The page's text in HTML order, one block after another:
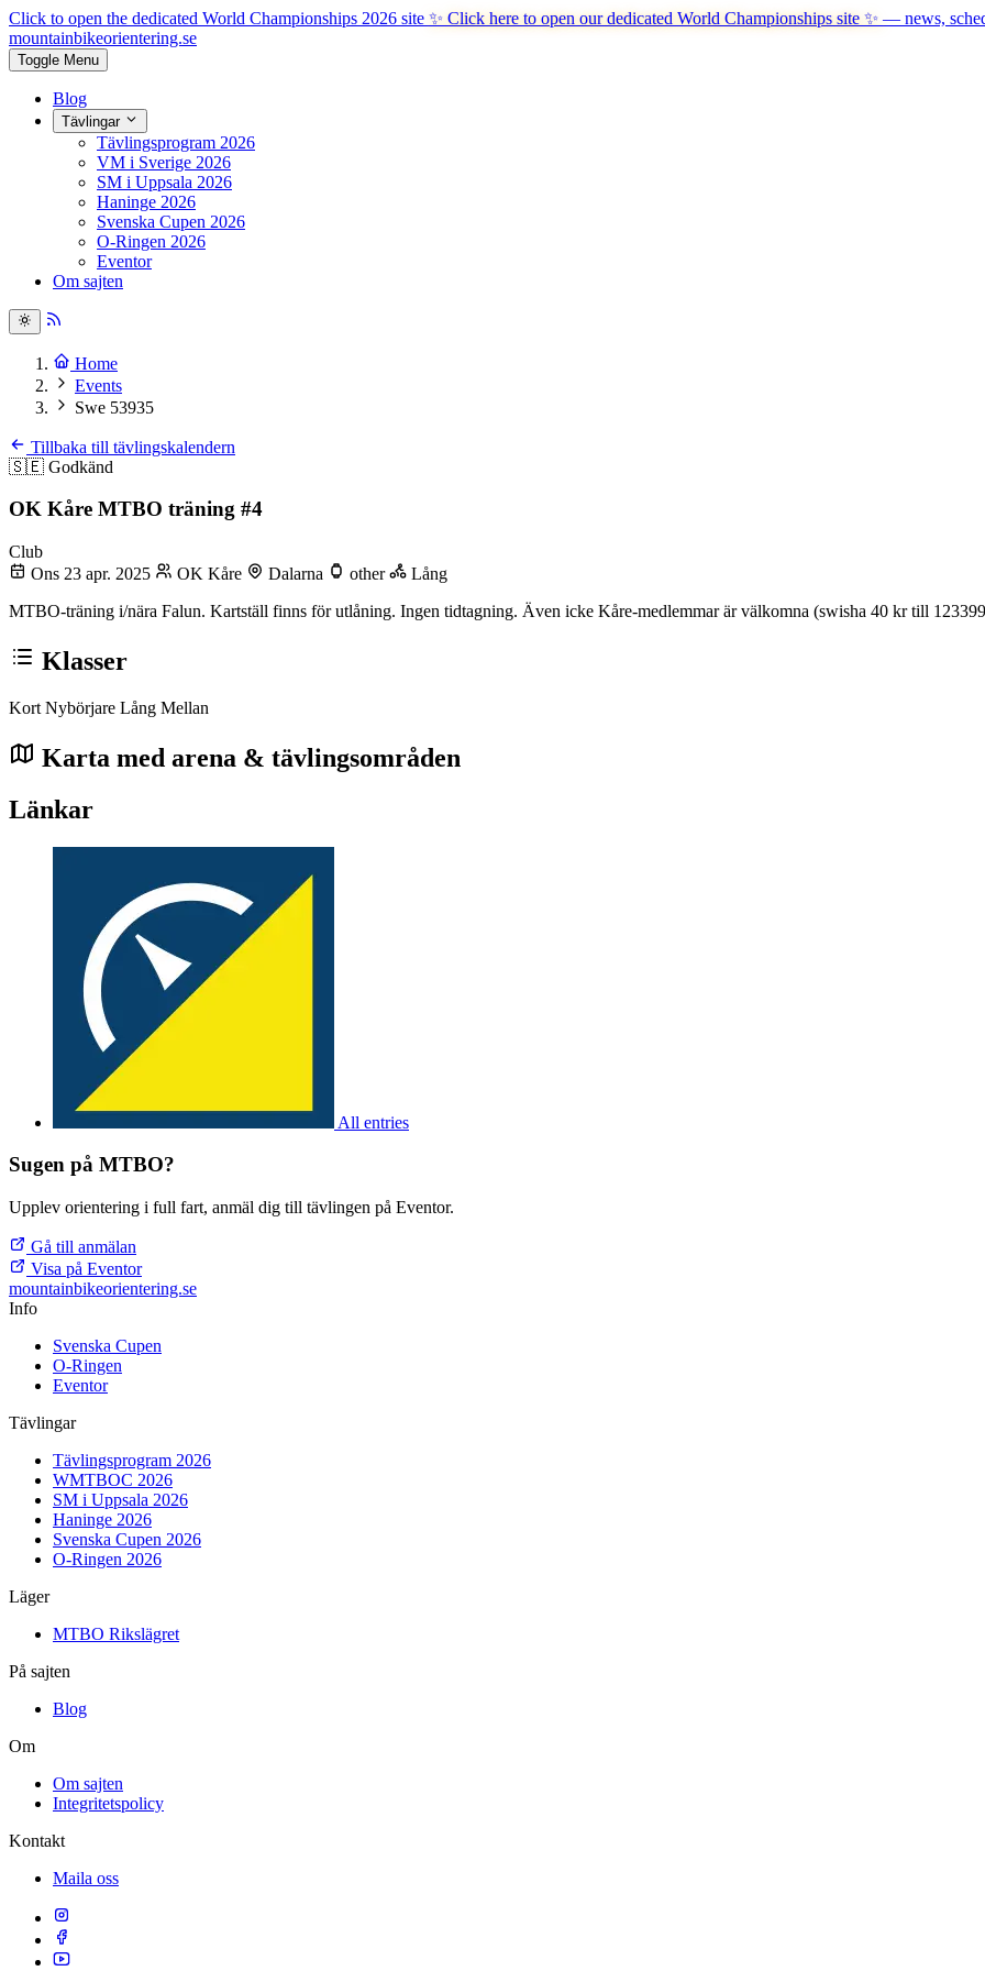
Click to open the dedicated World Championships 2026 site ✨ Click here to open our dedicated World Championships site ✨— news,
mountainbikeorientering.se
Toggle Menu
Blog
Tävlingar
Tävlingsprogram 2026
VM i Sverige 2026
SM i Uppsala 2026
Haninge 2026
Svenska Cupen 2026
O-Ringen 2026
Eventor
Om sajten
Home
Events
Swe 53935
Tillbaka till tävlingskalendern
🇸🇪 Godkänd
OK Kåre MTBO träning #4
Club
Ons 23 apr. 2025
OK Kåre Dalarna other
Lång
MTBO-träning i/nära Falun. Kartställ finns för utlåning. Ingen tidtagning. Även icke Kåre-medlemmar är välkomna (swisha 40 kr till
Klasser
Kort Nybörjare Lång Mellan
Karta med arena & tävlingsområden
Länkar
All entries
Sugen på MTBO?
Upplev orientering i full fart, anmäl dig till tävlingen på Eventor.
Gå till anmälan
Visa på Eventor
mountainbikeorientering.se
Info
Svenska Cupen
O-Ringen
Eventor
Tävlingar
Tävlingsprogram 2026
WMTBOC 2026
SM i Uppsala 2026
Haninge 2026
Svenska Cupen 2026
O-Ringen 2026
Läger
MTBO Rikslägret
På sajten
Blog
Om
Om sajten
Integritetspolicy
Kontakt
Maila oss